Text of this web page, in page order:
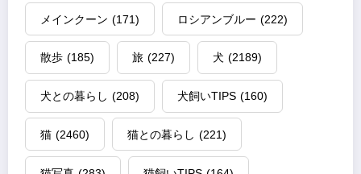
メインクーン (171) ロシアンブルー (222)
散歩 (185) 旅 (227) 犬 (2189)
犬との暮らし (208) 犬飼いTIPS (160)
猫 (2460) 猫との暮らし (221)